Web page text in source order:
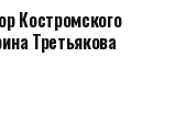
Костромского
Третьякова